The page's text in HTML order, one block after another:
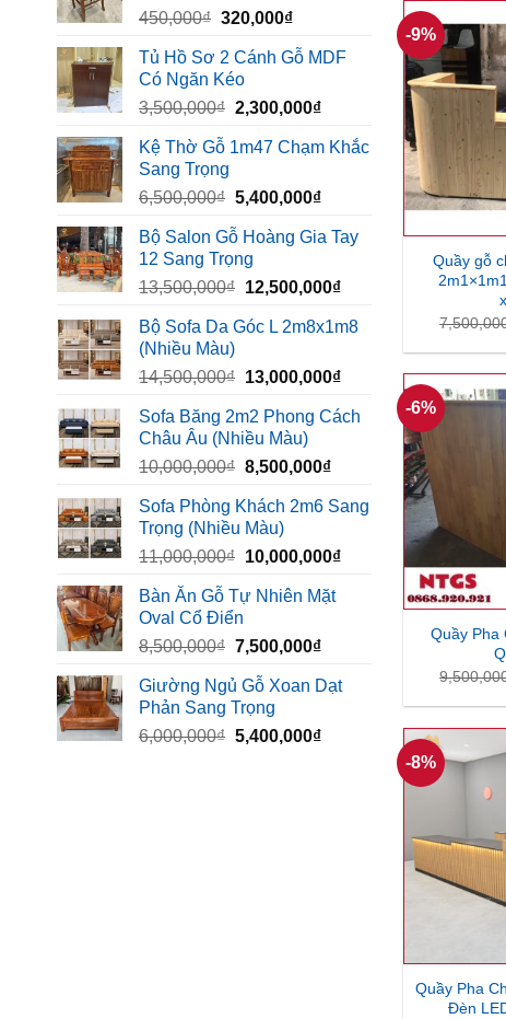
1,260,000₫.
450,000₫ Giá
là:
450,000₫.
320,000₫Giá
tại
320,000₫.
Tủ Hồ Sơ 2 Cánh Gỗ MDF
Có Ngăn Kéo
3,500,000₫ Giá
là:
2,300,000₫Giá
tại
2,300,000₫.
Kệ Thờ Gỗ 1m47 Chạm Khắc
Sang Trọng
6,500,000₫ Giá
là:
6,500,000₫.
5,400,000₫Giá
tại
5,400,000₫.
Bộ Salon Gỗ Hoàng Gia Tay
12 Sang Trọng
13,500,000₫ Giá
là:
12,500,000₫Giá
tại
12,500,000₫.
Bộ Sofa Da Góc L 2m8x1m8
(Nhiều Màu)
14,500,000₫ Giá
là:
14,500,000₫.
13,000,000₫Giá
tại
13,000,000₫.
Sofa Băng 2m2 Phong Cách
Châu Âu (Nhiều Màu)
10,000,000₫ Giá
là:
10,000,000₫.
8,500,000₫Giá
tại
8,500,000₫.
Sofa Phòng Khách 2m6 Sang
Trọng (Nhiều Màu)
11,000,000₫ Giá
là:
10,000,000₫Giá
10,000,000₫.
Bàn Ăn Gỗ Tự Nhiên Mặt
Oval Cổ Điển
8,500,000₫ Giá
là:
8,500,000₫.
7,500,000₫Giá
tại
7,500,000₫.
Giường Ngủ Gỗ Xoan Dạt
Phản Sang Trọng
6,000,000₫ Giá
5,400,000₫Giá
-9%
Quầy gỗ
-6%
Quầy Pha
-8%
Quầy Pha
Đèn